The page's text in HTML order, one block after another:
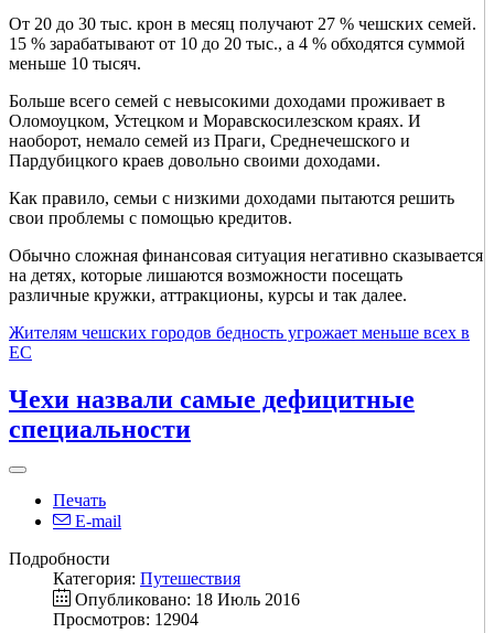
От 20 до 30 тыс. крон в месяц получают 27 % чешских семей.
15 % зарабатывают от 10 до 20 тыс., а 4 % обходятся суммой
меньше 10 тысяч.
Больше всего семей с невысокими доходами проживает в
Оломоуцком, Устецком и Моравскосилезском краях. И
наоборот, немало семей из Праги, Среднечешского и
Пардубицкого краев довольно своими доходами.
Как правило, семьи с низкими доходами пытаются решить
свои проблемы с помощью кредитов.
Обычно сложная финансовая ситуация негативно сказывается
на детях, которые лишаются возможности посещать
различные кружки, аттракционы, курсы и так далее.
Жителям чешских городов бедность угрожает меньше всех в
ЕС
Чехи назвали самые дефицитные
специальности
Печать
E-mail
Подробности
Категория: Путешествия
Опубликовано: 18 Июль 2016
Просмотров: 12904